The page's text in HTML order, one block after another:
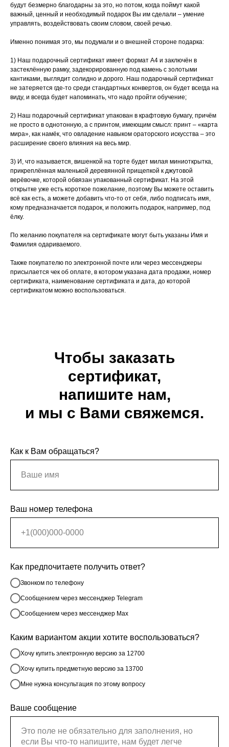
будут безмерно благодарны за это, но потом, когда поймут какой
важный, ценный и необходимый подарок Вы им сделали – умение
управлять, воздействовать своим словом, своей речью.
Именно понимая это, мы подумали и о внешней стороне подарка:
1) Наш подарочный сертификат имеет формат А4 и заключён в
застеклённую рамку, задекорированную под камень с золотыми
кантиками, выглядит солидно и дорого. Наш подарочный сертификат
не затеряется где-то среди стандартных конвертов, он будет всегда на
виду, и всегда будет напоминать, что надо пройти обучение;
2) Наш подарочный сертификат упакован в крафтовую бумагу, причём
не просто в однотонную, а с принтом, имеющим смысл: принт – «карта
мира», как намёк, что овладение навыком ораторского искусства – это
расширение своего влияния на весь мир.
3) И, что называется, вишенкой на торте будет милая миниоткрытка,
прикреплённая маленькой деревянной прищепкой к джутовой
верёвочке, которой обвязан упакованный сертификат. На этой
открытке уже есть короткое пожелание, поэтому Вы можете оставить
всё как есть, а можете добавить что-то от себя, либо подписать имя,
кому предназначается подарок, и положить подарок, например, под
ёлку.
По желанию покупателя на сертификате могут быть указаны Имя и
Фамилия одариваемого.
Также покупателю по электронной почте или через мессенджеры
присылается чек об оплате, в котором указана дата продажи, номер
сертификата, наименование сертификата и дата, до которой
сертификатом можно воспользоваться.
Чтобы заказать
сертификат,
напишите нам,
и мы с Вами свяжемся.
Как к Вам обращаться?
Ваш номер телефона
Как предпочитаете получить ответ?
Звонком по телефону
Сообщением через мессенджер Telegram
Сообщением через мессенджер Max
Каким вариантом акции хотите воспользоваться?
Хочу купить электронную версию за 12700
Хочу купить предметную версию за 13700
Мне нужна консультация по этому вопросу
Ваше сообщение